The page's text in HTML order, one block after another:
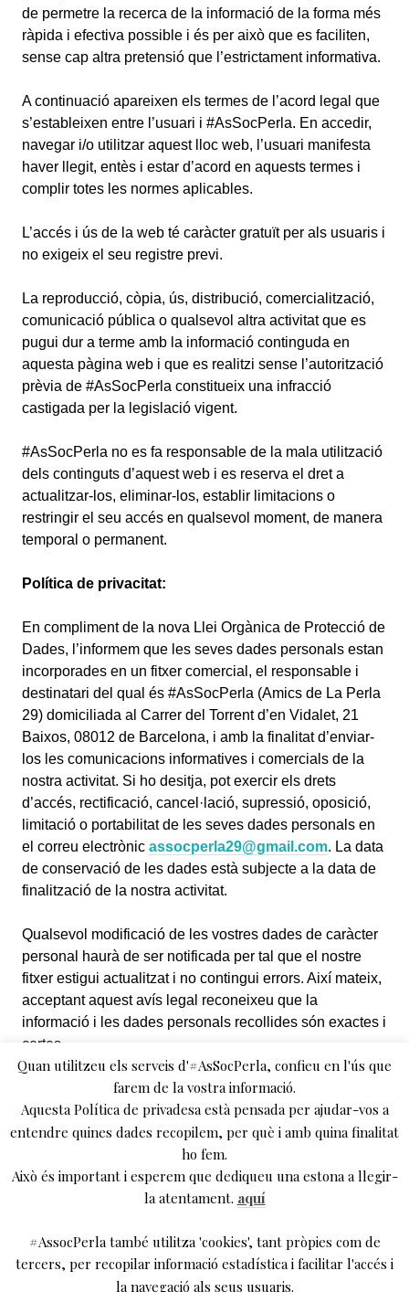
de permetre la recerca de la informació de la forma més
ràpida i efectiva possible i és per això que es faciliten,
sense cap altra pretensió que l’estrictament informativa.
A continuació apareixen els termes de l’acord legal que
s’estableixen entre l’usuari i #AsSocPerla. En accedir,
navegar i/o utilitzar aquest lloc web, l’usuari manifesta
haver llegit, entès i estar d’acord en aquests termes i
complir totes les normes aplicables.
L’accés i ús de la web té caràcter gratuït per als usuaris i
no exigeix el seu registre previ.
La reproducció, còpia, ús, distribució, comercialització,
comunicació pública o qualsevol altra activitat que es
pugui dur a terme amb la informació continguda en
aquesta pàgina web i que es realitzi sense l’autorització
prèvia de #AsSocPerla constitueix una infracció
castigada per la legislació vigent.
#AsSocPerla no es fa responsable de la mala utilització
dels continguts d’aquest web i es reserva el dret a
actualitzar-los, eliminar-los, establir limitacions o
restringir el seu accés en qualsevol moment, de manera
temporal o permanent.
Política de privacitat:
En compliment de la nova Llei Orgànica de Protecció de
Dades, l’informem que les seves dades personals estan
incorporades en un fitxer comercial, el responsable i
destinatari del qual és #AsSocPerla (Amics de La Perla
29) domiciliada al Carrer del Torrent d’en Vidalet, 21
Baixos, 08012 de Barcelona, i amb la finalitat d’enviar-
los les comunicacions informatives i comercials de la
nostra activitat. Si ho desitja, pot exercir els drets
d’accés, rectificació, cancel·lació, supressió, oposició,
limitació o portabilitat de les seves dades personals en
el correu electrònic assocperla29@gmail.com. La data
de conservació de les dades està subjecte a la data de
finalització de la nostra activitat.
Qualsevol modificació de les vostres dades de caràcter
personal haurà de ser notificada per tal que el nostre
fitxer estigui actualitzat i no contingui errors. Així mateix,
acceptant aquest avís legal reconeixeu que la
informació i les dades personals recollides són exactes i
certes.
Acceptant aquest avís legal doneu el vostre
consentiment per comunicar les vostres dades a favor d’
#AsSocPerla.
#AsSocPerla us informa de que té implantades les
mesures de seguretat tècniques i organitzatives
dades de caràcter personal i evitar-ne l’alteració, pèrdua
i tractament i/o accés no autoritzat.
Quan utilitzeu els serveis d'#AsSocPerla, confieu en l'ús que
farem de la vostra informació.
Aquesta Política de privadesa està pensada per ajudar-vos a
entendre quines dades recopilem, per què i amb quina finalitat
ho fem.
Això és important i esperem que dediqueu una estona a llegir-
la atentament. aquí
#AssocPerla també utilitza 'cookies', tant pròpies com de
tercers, per recopilar informació estadística i facilitar l'accés i
la navegació als seus usuaris.